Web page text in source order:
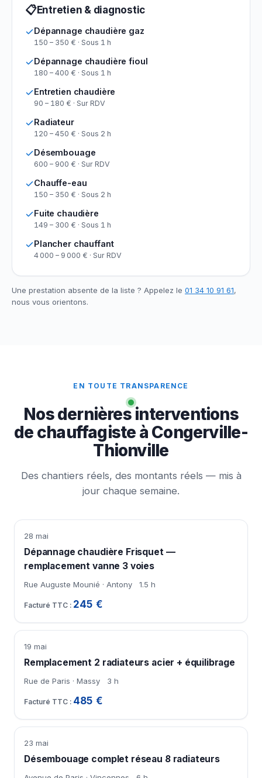
📋Entretien & diagnostic
Dépannage chaudière gaz
150 – 350 € · Sous 1 h
Dépannage chaudière fioul
180 – 400 € · Sous 1 h
Entretien chaudière
90 – 180 € · Sur RDV
Radiateur
120 – 450 € · Sous 2 h
Désembouage
600 – 900 € · Sur RDV
Chauffe-eau
150 – 350 € · Sous 2 h
Fuite chaudière
149 – 300 € · Sous 1 h
Plancher chauffant
4 000 – 9 000 € · Sur RDV
Une prestation absente de la liste ? Appelez le 01 34 10 91 61,
nous vous orientons.
EN TOUTE TRANSPARENCE
Nos dernières interventions
de chauffagiste à Congerville-
Thionville
Des chantiers réels, des montants réels — mis à
jour chaque semaine.
28 mai
Dépannage chaudière Frisquet —
remplacement vanne 3 voies
Rue Auguste Mounié · Antony 1.5 h
245 €
19 mai
Remplacement 2 radiateurs acier + équilibrage
Rue de Paris · Massy 3 h
485 €
23 mai
Désembouage complet réseau 8 radiateurs